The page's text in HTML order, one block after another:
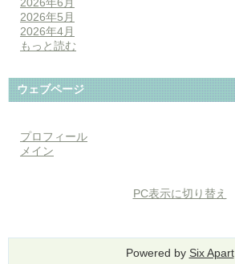
2026年5月
2026年4月
もっと読む
ウェブページ
プロフィール
メイン
PC表示に切り替え
Powered by Six Apart